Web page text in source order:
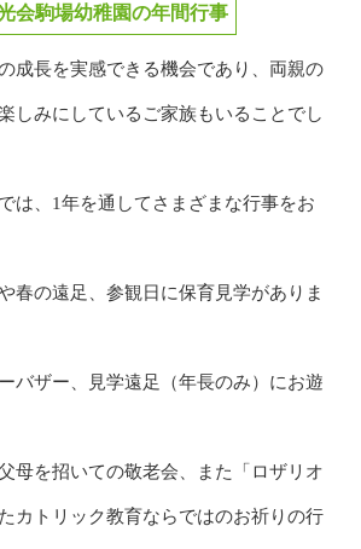
会駒場幼稚園の年間行事
成長を実感できる機会であり、両親の
しみにしているご家族もいることでし
は、1年を通してさまざまな行事をお
春の遠足、参観日に保育見学がありま
バザー、見学遠足（年長のみ）にお遊
母を招いての敬老会、また「ロザリオ
カトリック教育ならではのお祈りの行